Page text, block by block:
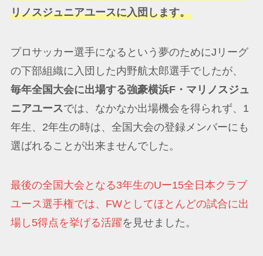
リノスジュニアユースに入団します。
プロサッカー選手になるという夢のためにJリーグ
の下部組織に入団した内野航太郎選手でしたが、
毎年全国大会に出場する強豪横浜F・マリノスジュ
ニアユースでは、なかなか出場機会を得られず、1
年生、2年生の時は、全国大会の登録メンバーにも
選ばれることが出来ませんでした。
最後の全国大会となる3年生のUー15全日本クラブ
ユース選手権では、FWとしてほとんどの試合に出
場し5得点を挙げる活躍を見せました。